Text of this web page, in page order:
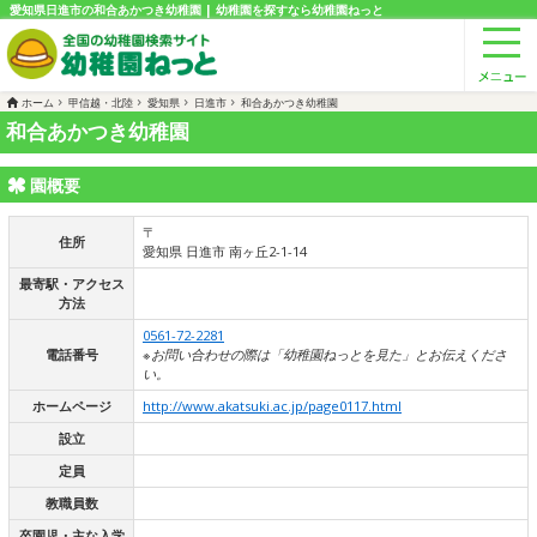
愛知県日進市の和合あかつき幼稚園 | 幼稚園を探すなら幼稚園ねっと
ホーム 甲信越・北陸 愛知県 日進市 和合あかつき幼稚園
和合あかつき幼稚園
園概要
住所
〒
愛知県 日進市 南ヶ丘2-1-14
最寄駅・アクセス
方法
電話番号
0561-72-2281
※お問い合わせの際は「幼稚園ねっとを見た」とお伝えくださ
い。
ホームページ
http://www.akatsuki.ac.jp/page0117.html
設立
定員
教職員数